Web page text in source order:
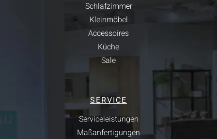
Schlafzimmer
Kleinmöbel
Accessoires
Küche
Sale
SERVICE
Serviceleistungen
Maßanfertigungen